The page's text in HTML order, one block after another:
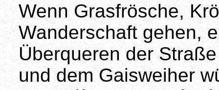
Wenn Grasfrösche,
Wanderschaft gehen,
Überqueren der
und dem Gaisweiher